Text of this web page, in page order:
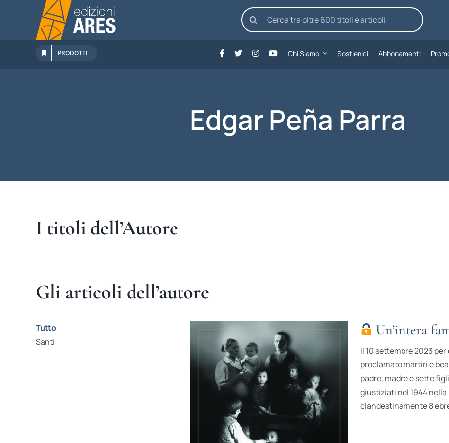
contenuto
Cerca
per:
PRODOTTI Chi Siamo Sostienici Abbonamenti
Edgar Peña Parra
I titoli dell’Autore
Gli articoli dell’autore
Tutto
Santi
Un’intera
Il 10 settembre 2023
proclamato martiri e
padre, madre e sette
giustiziati nel 1944 nella
clandestinamente 8